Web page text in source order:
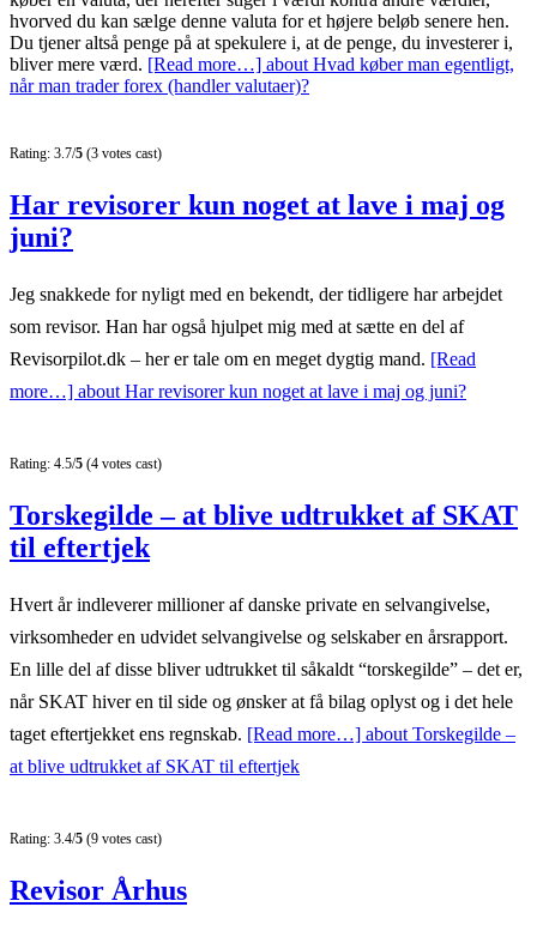
hvorved du kan sælge denne valuta for et højere beløb senere hen.
Du tjener altså penge på at spekulere i, at de penge, du investerer i,
bliver mere værd. [Read more…] about Hvad køber man egentligt,
når man trader forex (handler valutaer)?
Rating: 3.7/5 (3 votes cast)
Har revisorer kun noget at lave i maj og
juni?
Jeg snakkede for nyligt med en bekendt, der tidligere har arbejdet
som revisor. Han har også hjulpet mig med at sætte en del af
Revisorpilot.dk – her er tale om en meget dygtig mand. [Read
more…] about Har revisorer kun noget at lave i maj og juni?
Rating: 4.5/5 (4 votes cast)
Torskegilde – at blive udtrukket af SKAT
til eftertjek
Hvert år indleverer millioner af danske private en selvangivelse,
virksomheder en udvidet selvangivelse og selskaber en årsrapport.
En lille del af disse bliver udtrukket til såkaldt “torskegilde” – det er,
når SKAT hiver en til side og ønsker at få bilag oplyst og i det hele
taget eftertjekket ens regnskab. [Read more…] about Torskegilde –
at blive udtrukket af SKAT til eftertjek
Rating: 3.4/5 (9 votes cast)
Revisor Århus